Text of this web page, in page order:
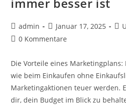
Beitrags-
Autor:
admin
Beitrag
veröffentlicht:
Januar 17, 2025
Beitrags-
0 Kommentare
Die Vorteile eines
wie beim Einkaufen ohne
Marketingaktionen teuer werden.
dir, dein Budget im Blick zu